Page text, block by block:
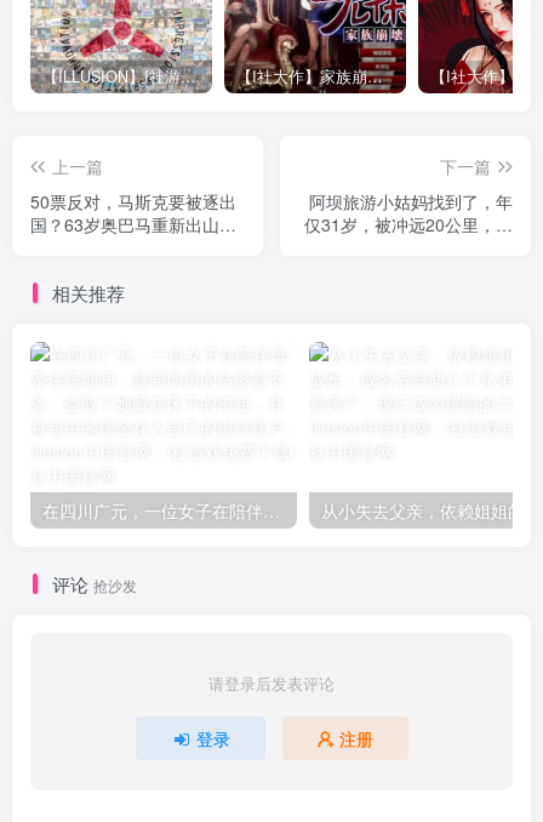
【ILLUSION】I社游戏合集截至2025 无修正汉化硬盘纯净版手慢无[微云/OD] 【I社大作】家族崩坏Playhome 终极12.0收藏版新整合【85G/补档福利】【年费会员专享，手慢无】
上一篇
50票反对，马斯克要被逐出
国？63岁奥巴马重新出山。
下一篇
阿坝旅游小姑妈找到了，年
仅31岁，被冲远20公里，丈
相关推荐
评论 抢沙发
请登录后发表评论
登录 注册